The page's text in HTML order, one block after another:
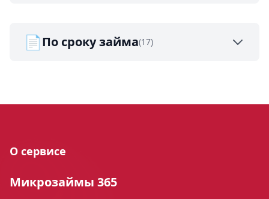
📄По сроку займа(17)
О сервисе
Микрозаймы 365